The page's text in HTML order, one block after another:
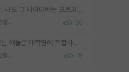
아직 모르잖아. 나도 그 나이때에는 모르고 평가 받고 안심하고 싶었어.
근데 여기는 왜 그렇게 SPK를 물어보는거임? 20
그런걸 물어보는 애들은 대학원에 적합하지 않다
근데 여기는 왜 그렇게 SPK를 물어보는거임? 18